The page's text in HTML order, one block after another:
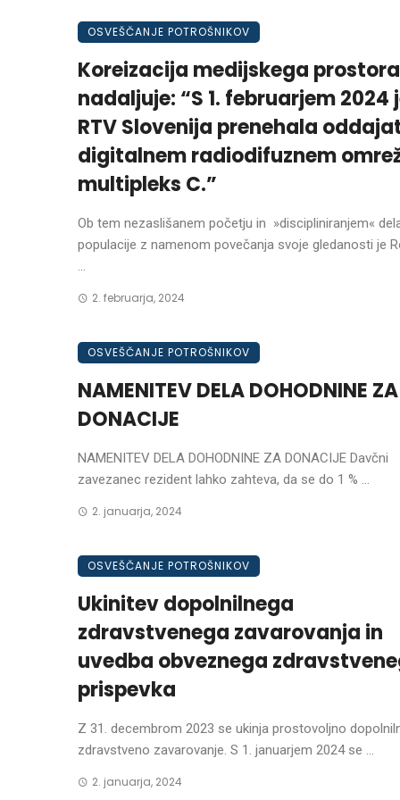
OSVEŠČANJE POTROŠNIKOV
Koreizacija medijskega
nadaljuje: “S 1. februarjem 2024
RTV Slovenija prenehala
digitalnem radiodifuznem
multipleks C.”
Ob tem nezaslišanem početju in »discipliniranjem«
populacije z namenom povečanja svoje gledanosti je
...
2. februarja, 2024
OSVEŠČANJE POTROŠNIKOV
NAMENITEV DELA DOHODNINE ZA
DONACIJE
NAMENITEV DELA DOHODNINE ZA DONACIJE Davčni
zavezanec rezident lahko zahteva, da se do 1 % ...
2. januarja, 2024
OSVEŠČANJE POTROŠNIKOV
Ukinitev dopolnilnega
zdravstvenega zavarovanja in
uvedba obveznega
prispevka
Z 31. decembrom 2023 se ukinja prostovoljno
zdravstveno zavarovanje. S 1. januarjem 2024 se ...
2. januarja, 2024